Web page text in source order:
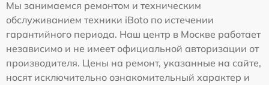
Мы занимаемся ремонтом и техническим
обслуживанием техники iBoto по истечении
гарантийного периода. Наш центр в Москве работает
независимо и не имеет официальной авторизации от
производителя. Цены на ремонт, указанные на сайте,
носят исключительно ознакомительный характер и